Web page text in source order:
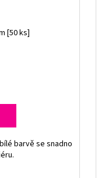
[50 ks]
barvě se snadno